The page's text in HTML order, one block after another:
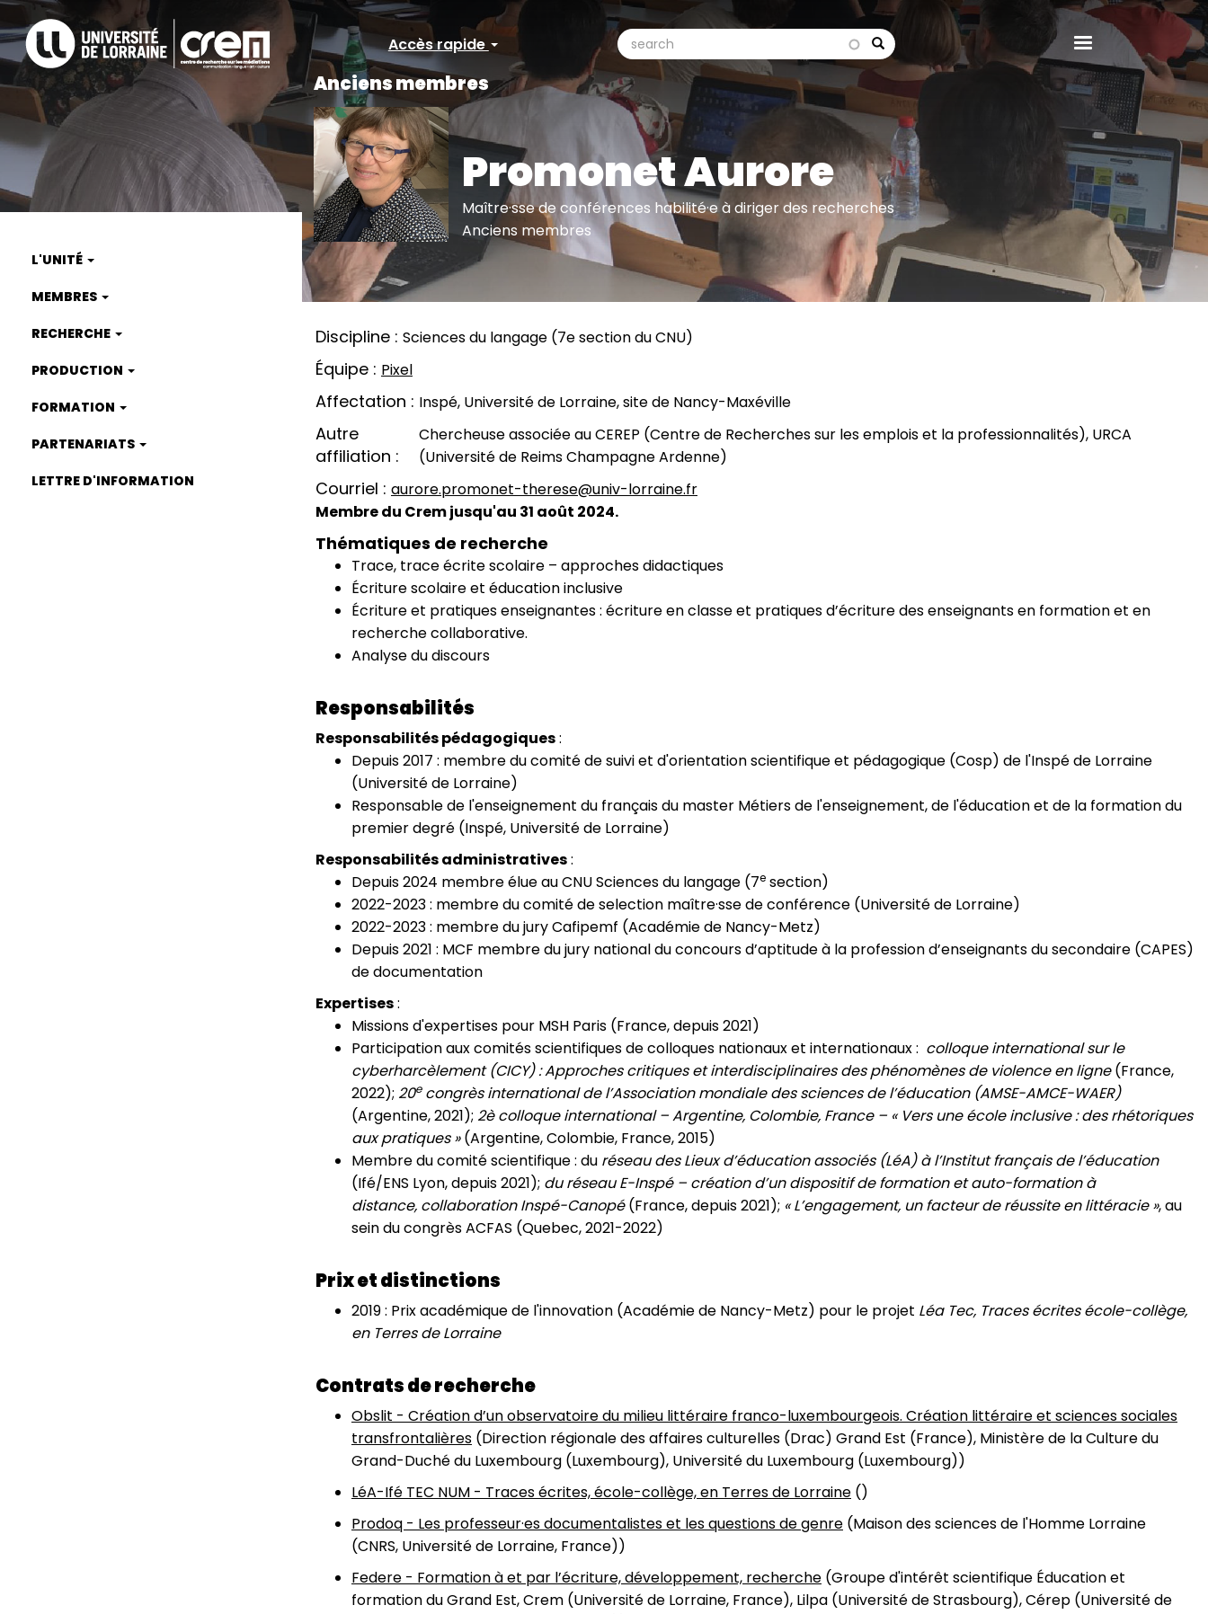
Aller
au
contenu
principal
Accès
rapide
Accès rapide
Search
search search
Anciens membres
Promonet Aurore
Maître·sse de conférences habilité·e à diriger des recherches
Anciens membres
L'UNITÉ
MEMBRES
RECHERCHE
PRODUCTION
FORMATION
PARTENARIATS
LETTRE D'INFORMATION
Discipline Sciences du langage (7e section du CNU)
Équipe Pixel
Affectation Inspé, Université de Lorraine, site de Nancy-Maxéville
Autre
affiliation
Chercheuse associée au CEREP (Centre de Recherches sur les emplois et la professionnalités), URCA
(Université de Reims Champagne Ardenne)
Courriel
aurore.promonet-therese@univ-lorraine.fr
Membre du Crem jusqu'au 31 août 2024.
Thématiques de recherche
Trace, trace écrite scolaire – approches didactiques
Écriture scolaire et éducation inclusive
Écriture et pratiques enseignantes : écriture en classe et pratiques d’écriture des enseignants en formation et en
recherche collaborative.
Analyse du discours
Responsabilités
Responsabilités pédagogiques:
Depuis 2017 : membre du comité de suivi et d'orientation scientifique et pédagogique (Cosp) de l'Inspé de Lorraine
(Université de Lorraine)
Responsable de l'enseignement du français du master Métiers de l'enseignement, de l'éducation et de la formation du
premier degré (Inspé, Université de Lorraine)
Responsabilités administratives:
Depuis 2024 membre élue au CNU Sciences du langage (7e section)
2022-2023 : membre du comité de selection maître·sse de conférence (Université de Lorraine)
2022-2023 : membre du jury Cafipemf (Académie de Nancy-Metz)
Depuis 2021 : MCF membre du jury national du concours d’aptitude à la profession d’enseignants du secondaire (CAPES)
de documentation
Expertises:
Missions d'expertises pour MSH Paris (France, depuis 2021)
Participation aux comités scientifiques de colloques nationaux et internationaux : colloque international sur le
cyberharcèlement (CICY) : Approches critiques et interdisciplinaires des phénomènes de violence en ligne(France,
2022); 20econgrès international de l’Association mondiale des sciences de l’éducation (AMSE-AMCE-WAER)
(Argentine, 2021); 2è colloque international – Argentine, Colombie, France – « Vers une école inclusive : des rhétoriques
aux pratiques »(Argentine, Colombie, France, 2015)
Membre du comité scientifique : du réseau des Lieux d’éducation associés (LéA) à l’Institut français de l’éducation
(Ifé/ENS Lyon, depuis 2021); du réseau E-Inspé – création d’un dispositif de formation et auto-formation à
distance, collaboration Inspé-Canopé(France, depuis 2021); « L’engagement, un facteur de réussite en littéracie », au
sein du congrès ACFAS (Quebec, 2021-2022)
Prix et distinctions
2019 : Prix académique de l'innovation (Académie de Nancy-Metz) pour le projet Léa Tec, Traces écrites école-collège,
en Terres de Lorraine
Contrats de recherche
Obslit - Création d’un observatoire du milieu littéraire franco-luxembourgeois. Création littéraire et sciences sociales
transfrontalières (Direction régionale des affaires culturelles (Drac) Grand Est (France), Ministère de la Culture du
Grand-Duché du Luxembourg (Luxembourg), Université du Luxembourg (Luxembourg))
LéA-Ifé TEC NUM - Traces écrites, école-collège, en Terres de Lorraine ()
Prodoq - Les professeur·es documentalistes et les questions de genre (Maison des sciences de l'Homme Lorraine
(CNRS, Université de Lorraine, France))
Federe - Formation à et par l’écriture, développement, recherche (Groupe d'intérêt scientifique Éducation et
formation du Grand Est, Crem (Université de Lorraine, France), Lilpa (Université de Strasbourg), Cérep (Université de